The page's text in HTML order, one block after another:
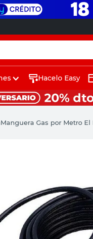
Hacelo Easy
Manguera Gas por Metro El